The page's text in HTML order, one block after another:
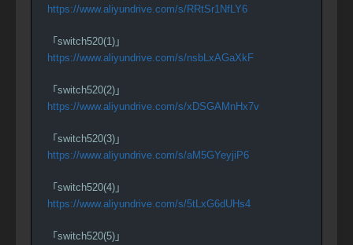
https://www.aliyundrive.com/s/RRtSr1NfLY6
「switch520(1)」
https://www.aliyundrive.com/s/nsbLxAGaXkF
「switch520(2)」
https://www.aliyundrive.com/s/xDSGAMnHx7v
「switch520(3)」
https://www.aliyundrive.com/s/aM5GYeyjiP6
「switch520(4)」
https://www.aliyundrive.com/s/5tLxG6dUHs4
「switch520(5)」